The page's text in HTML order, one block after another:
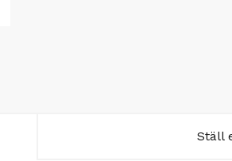
Ställ